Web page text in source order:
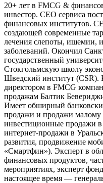
20+ лет в FMCG &
инвестор. CEO сервиса
финансовых институтов.
создающей современные
лечения слепоты, ишемии,
заболеваний. Окончил
государственный
Стокгольмскую школу
Шведский институт (CSR).
директором в FMCG
продажам Балтик
Имеет обширный
продажи и продажи малому
инвестиционные продажи
интернет-продажи в
развития, продвижение
«Смартфин»). Эксперт в
финансовых продуктов,
мероприятиях, эксперт
настоящее время —